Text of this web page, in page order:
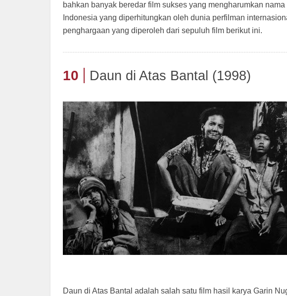
bahkan banyak beredar film sukses yang mengharumkan
Indonesia yang diperhitungkan oleh dunia perfilman
penghargaan yang diperoleh dari sepuluh film berikut ini.
10 Daun di Atas Bantal (1998)
Daun di Atas Bantal adalah salah satu film hasil karya Garin